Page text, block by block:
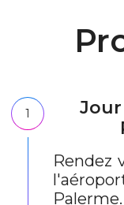
1
Jour
Rendez